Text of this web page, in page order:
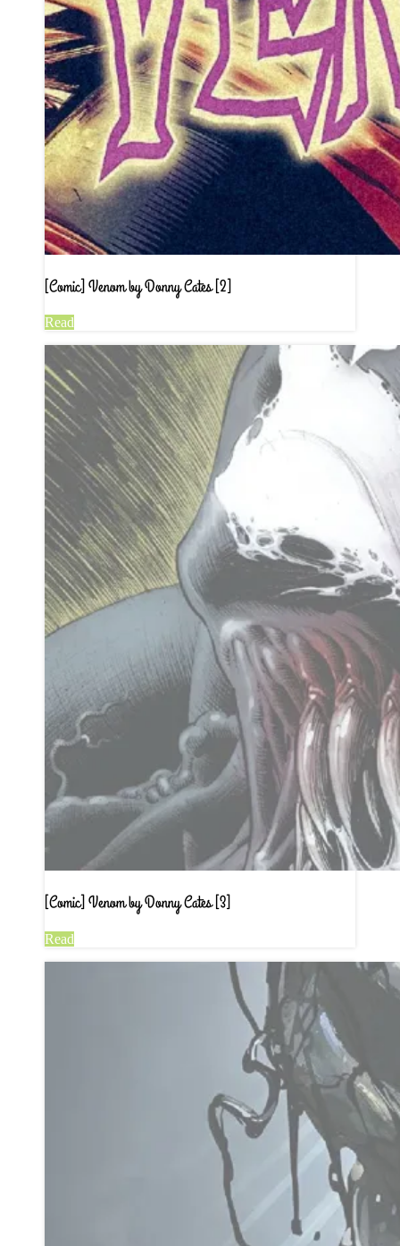
[Comic] Venom by Donny Cates [2]
Read
[Comic] Venom by Donny Cates [3]
Read